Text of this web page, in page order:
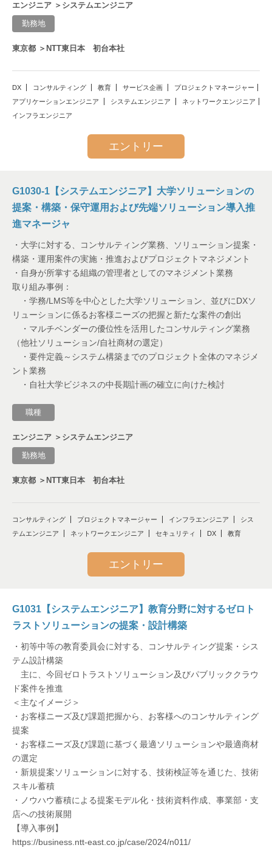
エンジニア ＞システムエンジニア
勤務地
東京都 ＞NTT東日本 初台本社
DX コンサルティング 教育 サービス企画
プロジェクトマネージャー
アプリケーションエンジニア
システムエンジニア
ネットワークエンジニア
インフラエンジニア
エントリー
G1030-1【システムエンジニア】大学ソリューションの
提案・構築・保守運用および先端ソリューション導入推
進マネージャ
・大学に対する、コンサルティング業務、ソリューション提案・
構築・運用案件の実施・推進およびプロジェクトマネジメント
・自身が所掌する組織の管理者としてのマネジメント業務
取り組み事例：
・学務/LMS等を中心とした大学ソリューション、並びにDXソ
リューションに係るお客様ニーズの把握と新たな案件の創出
・マルチベンダーの優位性を活用したコンサルティング業務
（他社ソリューション/自社商材の選定）
・要件定義～システム構築までのプロジェクト全体のマネジメ
ント業務
・自社大学ビジネスの中長期計画の確立に向けた検討
職種
エンジニア ＞システムエンジニア
勤務地
東京都 ＞NTT東日本 初台本社
コンサルティング プロジェクトマネージャー インフラエンジニア
シス
テムエンジニア
ネットワークエンジニア セキュリティ DX 教育
エントリー
G1031【システムエンジニア】教育分野に対するゼロト
ラストソリューションの提案・設計構築
・初等中等の教育委員会に対する、コンサルティング提案・シス
テム設計構築
主に、今回ゼロトラストソリューション及びパブリッククラウ
ド案件を推進
＜主なイメージ＞
・お客様ニーズ及び課題把握から、お客様へのコンサルティング
提案
・お客様ニーズ及び課題に基づく最適ソリューションや最適商材
の選定
・新規提案ソリューションに対する、技術検証等を通じた、技術
スキル蓄積
・ノウハウ蓄積による提案モデル化・技術資料作成、事業部・支
店への技術展開
【導入事例】
https://business.ntt-east.co.jp/case/2024/n011/